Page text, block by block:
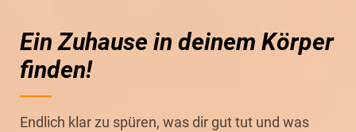
Ein Zuhause in deinem Körper
finden!
Endlich klar zu spüren, was dir gut tut und was